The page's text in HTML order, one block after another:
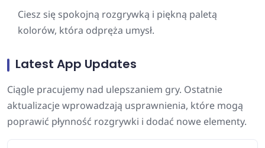
Ciesz się spokojną rozgrywką i piękną paletą
kolorów, która odpręża umysł.
Latest App Updates
Ciągle pracujemy nad ulepszaniem gry. Ostatnie
aktualizacje wprowadzają usprawnienia, które mogą
poprawić płynność rozgrywki i dodać nowe elementy.